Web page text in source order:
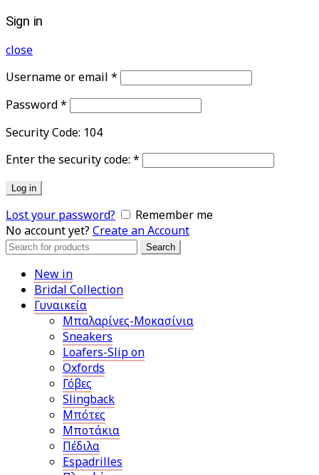
Sign in
close
Username or email *
Password*
Security Code: 104
Enter the security code: *
Log in
Lost your password?
Remember me
No account yet? Create an Account
Search
Search
New in
Bridal Collection
Γυναικεία
Μπαλαρίνες-Μοκασίνια
Sneakers
Loafers-Slip on
Oxfords
Γόβες
Slingback
Μπότες
Μποτάκια
Πέδιλα
Espadrilles